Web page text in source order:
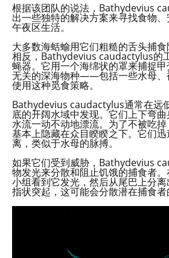
根据该团队的说法，Bathydevius
出一些独特的解决方案来寻找食物
午夜区生活。
大多数海蛞蝓用它们粗糙的舌头捕食
相反，Bathydevius caudactylus的
蝇器。它用一个海绵状的罩来捕捉
无关的深海物种——包括一些水母
使用这种觅食策略。
Bathydevius caudactylus通常在远
底的开阔水域中发现。它们上下弯
水流一动不动地漂流。为了不被吃
基本上隐藏在众目睽睽之下。它们
离，类似于水母的脉搏。
如果它们受到威胁，Bathydevius
物发光来分散和阻止饥饿的捕食者
小组看到它发光，然后从尾巴上分
指状突起，这可能会分散潜在捕食